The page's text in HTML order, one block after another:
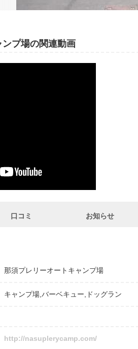
プ場の関連動画
口コミ お知らせ
那須プレリーオートキャンプ場
キャンプ場 バーベキュー ドッグラン
http://nasuplerycamp.com/